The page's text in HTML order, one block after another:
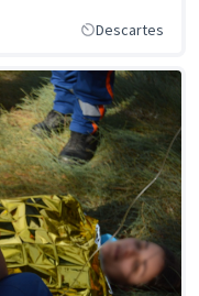
Descartes